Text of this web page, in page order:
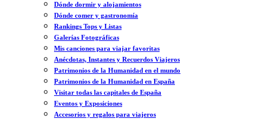
Dónde dormir y alojamientos
Dónde comer y gastronomía
Rankings Tops y Listas
Galerías Fotográficas
Mis canciones para viajar favoritas
Anécdotas, Instantes y Recuerdos Viajeros
Patrimonios de la Humanidad en el mundo
Patrimonios de la Humanidad en España
Visitar todas las capitales de España
Eventos y Exposiciones
Accesorios y regalos para viajeros